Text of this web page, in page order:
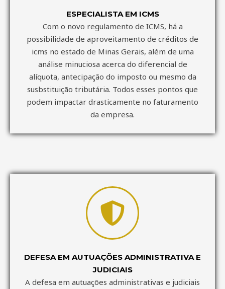
ESPECIALISTA EM ICMS
Com o novo regulamento de ICMS, há a
possibilidade de aproveitamento de créditos de
icms no estado de Minas Gerais, além de uma
análise minuciosa acerca do diferencial de
alíquota, antecipação do imposto ou mesmo da
susbstituição tributária. Todos esses pontos que
podem impactar drasticamente no faturamento
da empresa.
DEFESA EM AUTUAÇÕES ADMINISTRATIVA E
JUDICIAIS
A defesa em autuações administrativas e judiciais